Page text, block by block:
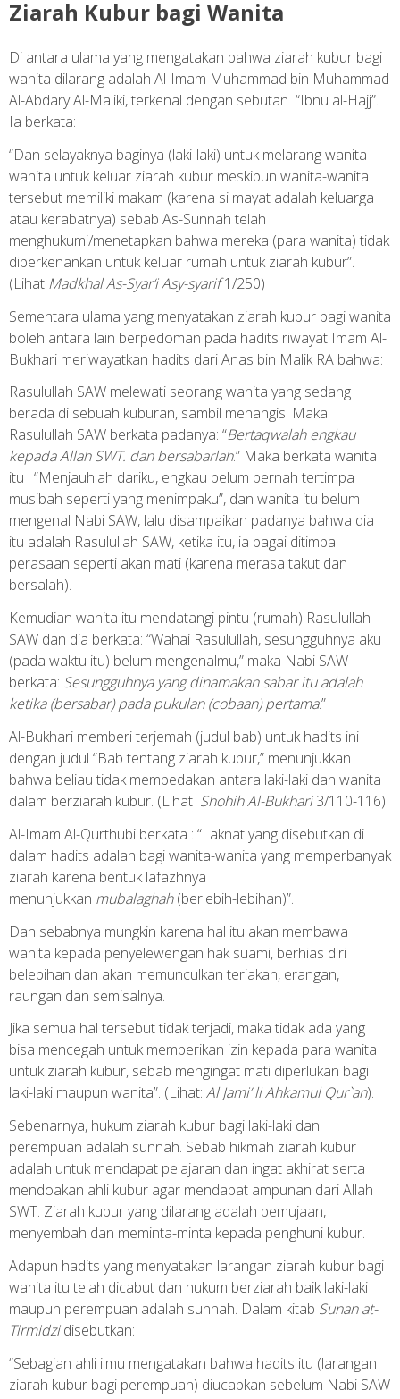
Ziarah Kubur bagi Wanita
Di antara ulama yang mengatakan bahwa ziarah kubur bagi
wanita dilarang adalah Al-Imam Muhammad bin Muhammad
Al-Abdary Al-Maliki, terkenal dengan sebutan “Ibnu al-Hajj”.
Ia berkata:
“Dan selayaknya baginya (laki-laki) untuk melarang wanita-
wanita untuk keluar ziarah kubur meskipun wanita-wanita
tersebut memiliki makam (karena si mayat adalah keluarga
atau kerabatnya) sebab As-Sunnah telah
menghukumi/menetapkan bahwa mereka (para wanita) tidak
diperkenankan untuk keluar rumah untuk ziarah kubur”.
(Lihat Madkhal As-Syar‘i Asy-syarif1/250)
Sementara ulama yang menyatakan ziarah kubur bagi wanita
boleh antara lain berpedoman pada hadits riwayat Imam Al-
Bukhari meriwayatkan hadits dari Anas bin Malik RA bahwa:
Rasulullah SAW melewati seorang wanita yang sedang
berada di sebuah kuburan, sambil menangis. Maka
Rasulullah SAW berkata padanya: “Bertaqwalah engkau
kepada Allah SWT. dan bersabarlah.” Maka berkata wanita
itu : “Menjauhlah dariku, engkau belum pernah tertimpa
musibah seperti yang menimpaku”, dan wanita itu belum
mengenal Nabi SAW, lalu disampaikan padanya bahwa dia
itu adalah Rasulullah SAW, ketika itu, ia bagai ditimpa
perasaan seperti akan mati (karena merasa takut dan
bersalah).
Kemudian wanita itu mendatangi pintu (rumah) Rasulullah
SAW dan dia berkata: “Wahai Rasulullah, sesungguhnya aku
(pada waktu itu) belum mengenalmu,” maka Nabi SAW
berkata: Sesungguhnya yang dinamakan sabar itu adalah
ketika (bersabar) pada pukulan (cobaan) pertama.”
Al-Bukhari memberi terjemah (judul bab) untuk hadits ini
dengan judul “Bab tentang ziarah kubur,” menunjukkan
bahwa beliau tidak membedakan antara laki-laki dan wanita
dalam berziarah kubur. (Lihat Shohih Al-Bukhari3/110-116).
Al-Imam Al-Qurthubi berkata : “Laknat yang disebutkan di
dalam hadits adalah bagi wanita-wanita yang memperbanyak
ziarah karena bentuk lafazhnya
menunjukkan mubalaghah(berlebih-lebihan)”.
Dan sebabnya mungkin karena hal itu akan membawa
wanita kepada penyelewengan hak suami, berhias diri
belebihan dan akan memunculkan teriakan, erangan,
raungan dan semisalnya.
Jika semua hal tersebut tidak terjadi, maka tidak ada yang
bisa mencegah untuk memberikan izin kepada para wanita
untuk ziarah kubur, sebab mengingat mati diperlukan bagi
laki-laki maupun wanita”. (Lihat: Al Jami’ li Ahkamul Qur`an).
Sebenarnya, hukum ziarah kubur bagi laki-laki dan
perempuan adalah sunnah. Sebab hikmah ziarah kubur
adalah untuk mendapat pelajaran dan ingat akhirat serta
mendoakan ahli kubur agar mendapat ampunan dari Allah
SWT. Ziarah kubur yang dilarang adalah pemujaan,
menyembah dan meminta-minta kepada penghuni kubur.
Adapun hadits yang menyatakan larangan ziarah kubur bagi
wanita itu telah dicabut dan hukum berziarah baik laki-laki
maupun perempuan adalah sunnah. Dalam kitab Sunan at-
Tirmidzidisebutkan:
“Sebagian ahli ilmu mengatakan bahwa hadits itu (larangan
ziarah kubur bagi perempuan) diucapkan sebelum Nabi SAW